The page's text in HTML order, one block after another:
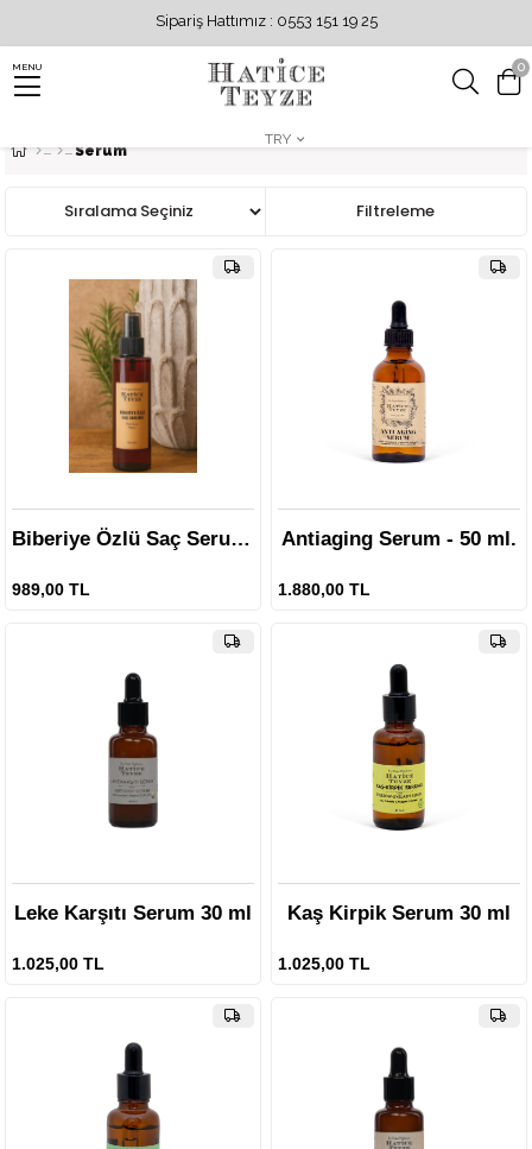
Sipariş Hattımız : 0553 151 19 25
MENU
TRY
0
Serum
Filtreleme
Sıralama
Biberiye Özlü Saç Serumu - 150 ml.
989,00 TL
Antiaging Serum - 50 ml.
1.880,00 TL
Leke Karşıtı Serum 30 ml
1.025,00 TL
Kaş Kirpik Serum 30 ml
1.025,00 TL